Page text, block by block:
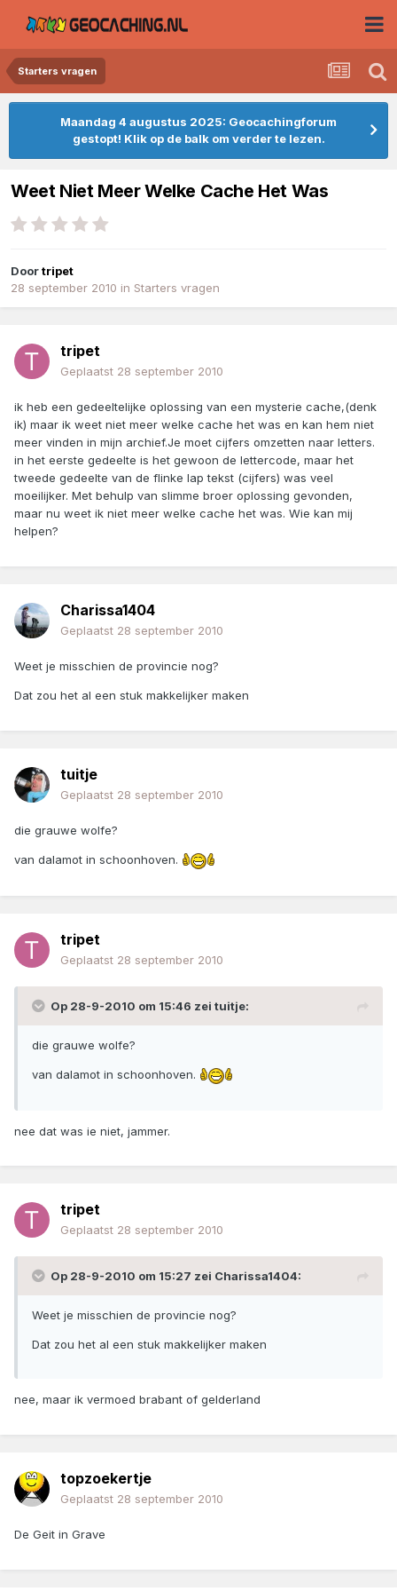
Starters vragen
Maandag 4 augustus 2025: Geocachingforum
gestopt! Klik op de balk om verder te lezen.
Weet Niet Meer Welke Cache Het Was
Doortripet
28 september 2010 in Starters vragen
tripet
Geplaatst 28 september 2010
ik heb een gedeeltelijke oplossing van een mysterie cache,(denk
ik) maar ik weet niet meer welke cache het was en kan hem niet
meer vinden in mijn archief.Je moet cijfers omzetten naar letters.
in het eerste gedeelte is het gewoon de lettercode, maar het
tweede gedeelte van de flinke lap tekst (cijfers) was veel
moeilijker. Met behulp van slimme broer oplossing gevonden,
maar nu weet ik niet meer welke cache het was. Wie kan mij
helpen?
Charissa1404
Geplaatst 28 september 2010
Weet je misschien de provincie nog?
Dat zou het al een stuk makkelijker maken
tuitje
Geplaatst 28 september 2010
die grauwe wolfe?
van dalamot in schoonhoven.
tripet
Geplaatst 28 september 2010
Op 28-9-2010 om 15:46 zei tuitje:
die grauwe wolfe?
van dalamot in schoonhoven.
nee dat was ie niet, jammer.
tripet
Geplaatst 28 september 2010
Op 28-9-2010 om 15:27 zei Charissa1404:
Weet je misschien de provincie nog?
Dat zou het al een stuk makkelijker maken
nee, maar ik vermoed brabant of gelderland
topzoekertje
Geplaatst 28 september 2010
De Geit in Grave